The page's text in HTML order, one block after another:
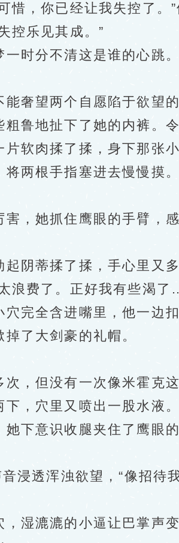
，你已经让我失控了。”
控乐见其成。”
分不清这是谁的心跳
望两个自愿陷于欲望的
地扯下了她的内裤。令
软肉揉了揉，身下那张
两根手指塞进去慢慢摸。
她抓住鹰眼的手臂，感
蒂揉了揉，手心里又多
浪费了。正好我有些渴
全含进嘴里，他一边扣
了大剑豪的礼帽。
但没有一次像米霍克
，穴里又喷出一股水液。
意识收腿夹住了鹰眼
透浑浊欲望，“像招待
漉漉的小逼让巴掌声